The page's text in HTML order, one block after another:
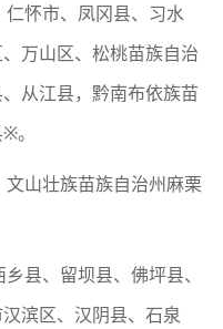
怀市、凤冈县、习水
万山区、松桃苗族自治
从江县，黔南布依族苗
。
文山壮族苗族自治州麻栗
县、留坝县、佛坪县、
滨区、汉阴县、石泉